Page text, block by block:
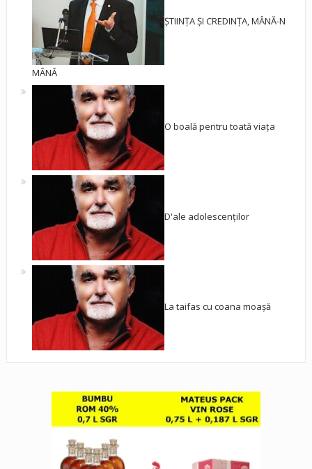
ȘTIINȚA ȘI CREDINȚA, MÂNĂ-N
MÂNĂ
O boală pentru toată viața
D'ale adolescenților
La taifas cu coana moașă